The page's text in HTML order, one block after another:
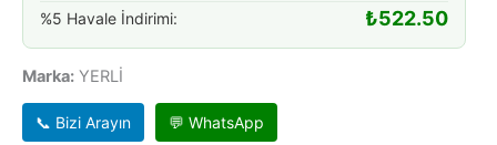
%5 Havale İndirimi: ₺522.50
Marka: YERLİ
📞 Bizi Arayın 💬 WhatsApp